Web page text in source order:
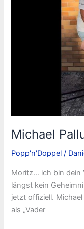
Michael
Popp'n'Doppel /
Moritz… ich bin dein
längst kein
jetzt offiziell.
als „Vader